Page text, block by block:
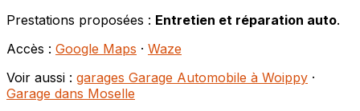
Prestations proposées : Entretien et réparation auto.
Accès : Google Maps · Waze
Voir aussi : garages Garage Automobile à Woippy ·
Garage dans Moselle